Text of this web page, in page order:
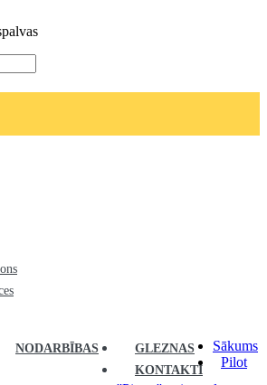
NODARBĪBAS
GLEZNAS
KONTAKTI
Sākums
Pilot